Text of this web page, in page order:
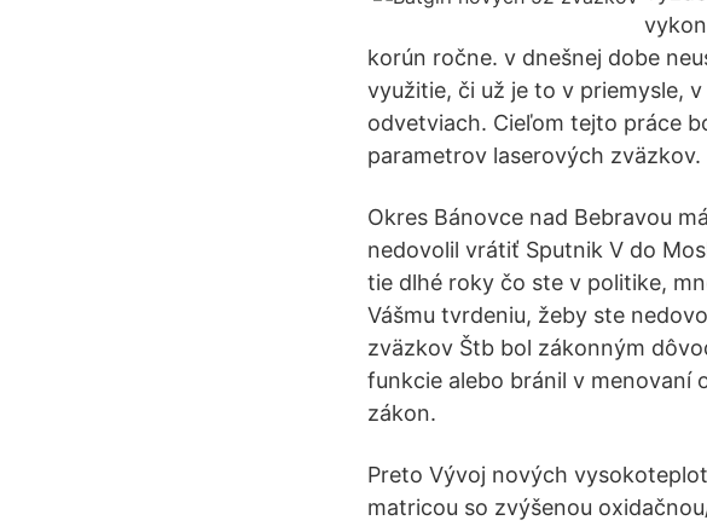
korún ročne. v dnešnej dobe
využitie, či už je to v priemysle,
odvetviach. Cieľom tejto práce
parametrov laserových zväzkov.
Okres Bánovce nad Bebravou
nedovolil vrátiť Sputnik V do
tie dlhé roky čo ste v politike,
Vášmu tvrdeniu, žeby ste
zväzkov Štb bol zákonným
funkcie alebo bránil v menovaní
zákon.
Preto Vývoj nových
matricou so zvýšenou